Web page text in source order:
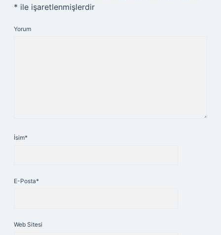
* ile işaretlenmişlerdir
Yorum
İsim*
E-Posta*
Web Sitesi